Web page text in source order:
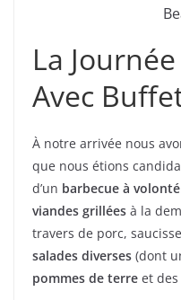
La
Avec
À notre arrivée nous
que nous étions
d’un barbecue à volonté
viandes grillées à la
travers de porc,
salades diverses (dont
pommes de terre et des